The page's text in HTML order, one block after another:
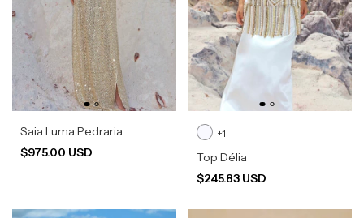
Saia Luma Pedraria
$975.00 USD
+1
Top Délia
$245.83 USD